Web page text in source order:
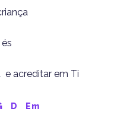
és
e acreditar em Ti
D Em